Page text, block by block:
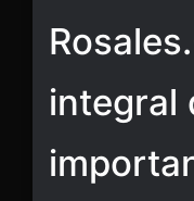
integral